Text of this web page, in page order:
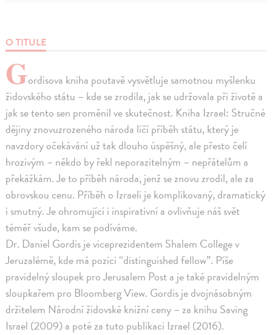
O TITULE
Gordisova kniha poutavě vysvětluje samotnou myšlenku
židovského státu – kde se zrodila, jak se udržovala při životě a
jak se tento sen proměnil ve skutečnost. Kniha Izrael: Stručné
dějiny znovuzrozeného národa líčí příběh státu, který je
navzdory očekávání už tak dlouho úspěšný, ale přesto čelí
hrozivým – někdo by řekl neporazitelným – nepřátelům a
překážkám. Je to příběh národa, jenž se znovu zrodil, ale za
obrovskou cenu. Příběh o Izraeli je komplikovaný, dramatický
i smutný. Je ohromující i inspirativní a ovlivňuje náš svět
téměř všude, kam se podíváme.
Dr. Daniel Gordis je viceprezidentem Shalem College v
Jeruzalémě, kde má pozici “distinguished fellow”. Píše
pravidelný sloupek pro Jerusalem Post a je také pravidelným
sloupkařem pro Bloomberg View. Gordis je dvojnásobným
držitelem Národní židovské knižní ceny – za knihu Saving
Israel (2009) a poté za tuto publikaci Izrael (2016).